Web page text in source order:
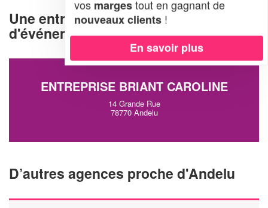
Une entreprise d'organisation
d'événements à Andelu (78770)
ENTREPRISE BRIANT CAROLINE
14 Grande Rue
78770 Andelu
D’autres agences proche d'Andelu
vos margestout en gagnant de
nouveaux clients !
En savoir plus